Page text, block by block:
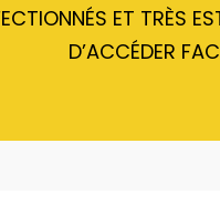
ET TRÈS
D’ACCÉDER